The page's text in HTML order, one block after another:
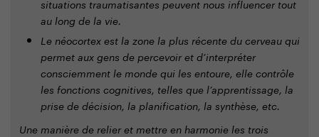
situations traumatisantes peuvent nous influencer tout
au long de la vie.
Le néocortex est la zone la plus récente du cerveau qui
permet aux gens de percevoir et d’interpréter
consciemment le monde qui les entoure, elle contrôle
les fonctions cognitives, telles que l’apprentissage, la
prise de décision, la planification, la synthèse, etc.
Une manière de relier et mettre en harmonie les trois